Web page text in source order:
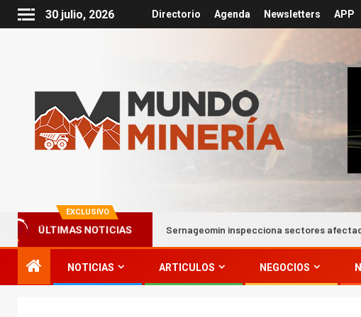
30 julio, 2026 Directorio Agenda Newsletters APP
EXCLUSIVO
ÚLTIMAS NOTICIAS
frontal Sernageomin inspecciona sectores afectados por
NOTICIAS ARTICULOS NEGOCIOS